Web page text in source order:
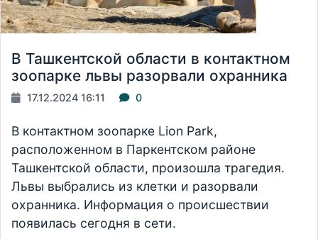
В Ташкентской области в контактном
зоопарке львы разорвали охранника
17.12.2024 16:11 0
В контактном зоопарке Lion Park,
расположенном в Паркентском районе
Ташкентской области, произошла трагедия.
Львы выбрались из клетки и разорвали
охранника. Информация о происшествии
появилась сегодня в сети.